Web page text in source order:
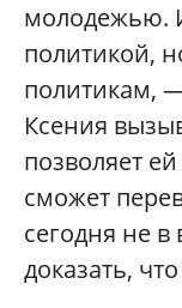
молодежью.
политикой,
политикам,
Ксения
позволяет
сможет
сегодня не в
доказать,